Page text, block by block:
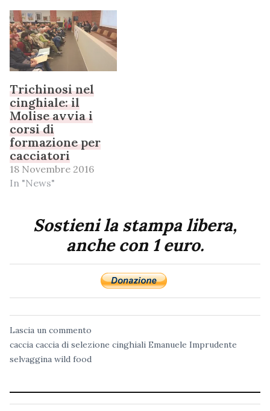
Trichinosi nel
cinghiale: il
Molise avvia i
corsi di
formazione per
cacciatori
18 Novembre 2016
In "News"
Sostieni la stampa libera,
anche con 1 euro.
Lascia un commento
caccia caccia di selezione cinghiali Emanuele Imprudente
selvaggina wild food